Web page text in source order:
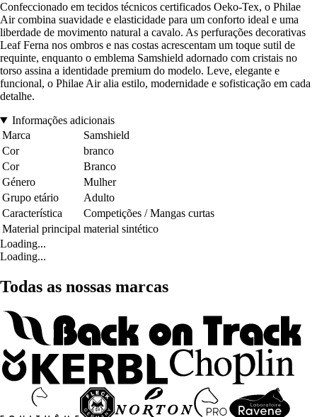
Confeccionado em tecidos técnicos certificados Oeko-Tex, o Philae
Air combina suavidade e elasticidade para um conforto ideal e uma
liberdade de movimento natural a cavalo. As perfurações decorativas
Leaf Ferna nos ombros e nas costas acrescentam um toque sutil de
requinte, enquanto o emblema Samshield adornado com cristais no
torso assina a identidade premium do modelo. Leve, elegante e
funcional, o Philae Air alia estilo, modernidade e sofisticação em cada
detalhe.
Informações adicionais
Marca
Samshield
Cor
branco
Cor
Branco
Género
Mulher
Grupo etário
Adulto
Característica
Competições / Mangas curtas
Material principal material sintético
Loading...
Loading...
Todas as nossas marcas